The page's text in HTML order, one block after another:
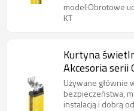
model:Obrotowe
KT
Kurtyna
Akcesoria serii
obrotowych
Używane głównie
bezpieczeństwa,
instalacją i dobrą